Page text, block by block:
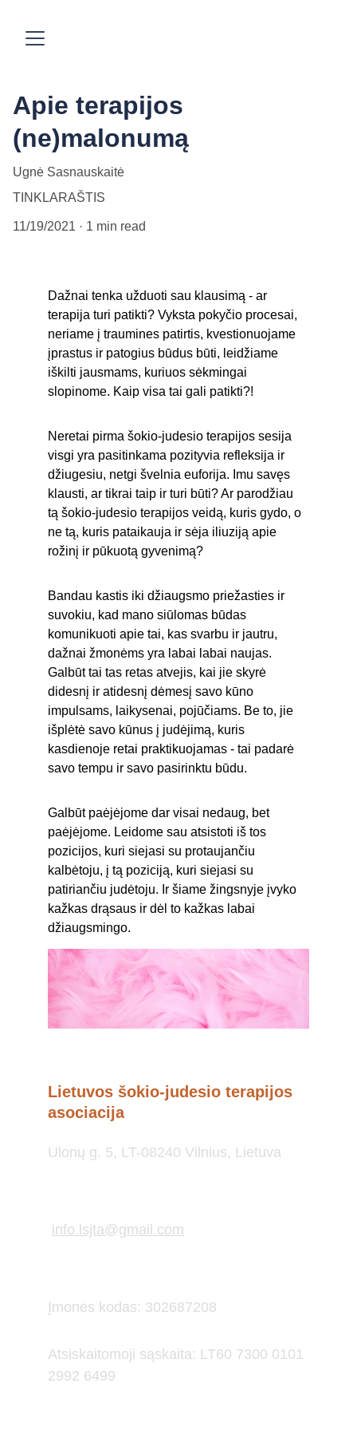
Apie terapijos
(ne)malonumą
Ugnė Sasnauskaitė
TINKLARAŠTIS
11/19/2021 1 min read
Dažnai tenka užduoti sau klausimą - ar
terapija turi patikti? Vyksta pokyčio procesai,
neriame į traumines patirtis, kvestionuojame
įprastus ir patogius būdus būti, leidžiame
iškilti jausmams, kuriuos sėkmingai
slopinome. Kaip visa tai gali patikti?!
Neretai pirma šokio-judesio terapijos sesija
visgi yra pasitinkama pozityvia refleksija ir
džiugesiu, netgi švelnia euforija. Imu savęs
klausti, ar tikrai taip ir turi būti? Ar parodžiau
tą šokio-judesio terapijos veidą, kuris gydo, o
ne tą, kuris pataikauja ir sėja iliuziją apie
rožinį ir pūkuotą gyvenimą?
Bandau kastis iki džiaugsmo priežasties ir
suvokiu, kad mano siūlomas būdas
komunikuoti apie tai, kas svarbu ir jautru,
dažnai žmonėms yra labai labai naujas.
Galbūt tai tas retas atvejis, kai jie skyrė
didesnį ir atidesnį dėmesį savo kūno
impulsams, laikysenai, pojūčiams. Be to, jie
išplėtė savo kūnus į judėjimą, kuris
kasdienoje retai praktikuojamas - tai padarė
savo tempu ir savo pasirinktu būdu.
Galbūt paėjėjome dar visai nedaug, bet
paėjėjome. Leidome sau atsistoti iš tos
pozicijos, kuri siejasi su protaujančiu
kalbėtoju, į tą poziciją, kuri siejasi su
patiriančiu judėtoju. Ir šiame žingsnyje įvyko
kažkas drąsaus ir dėl to kažkas labai
džiaugsmingo.
Ulonų g. 5, LT-08240 Vilnius, Lietuva
info.lsjta@gmail.com
Lietuvos šokio-judesio terapijos
asociacija
Įmonės kodas: 302687208
Atsiskaitomoji sąskaita: LT60 7300 0101
2992 6499